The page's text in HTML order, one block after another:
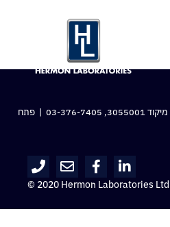
03-376-7405 | פתח
© 2020 Hermon Laboratories